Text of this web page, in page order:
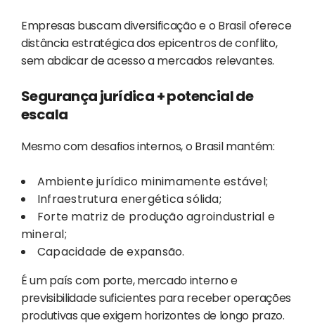
Empresas buscam diversificação e o Brasil oferece
distância estratégica dos epicentros de conflito,
sem abdicar de acesso a mercados relevantes.
Segurança jurídica + potencial de
escala
Mesmo com desafios internos, o Brasil mantém:
Ambiente jurídico minimamente estável;
Infraestrutura energética sólida;
Forte matriz de produção agroindustrial e
mineral;
Capacidade de expansão.
É um país com porte, mercado interno e
previsibilidade suficientes para receber operações
produtivas que exigem horizontes de longo prazo.